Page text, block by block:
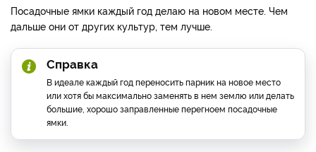
Посадочные ямки каждый год делаю на новом месте. Чем
дальше они от других культур, тем лучше.
Справка
В идеале каждый год переносить парник на новое место
или хотя бы максимально заменять в нем землю или делать
большие, хорошо заправленные перегноем посадочные
ямки.